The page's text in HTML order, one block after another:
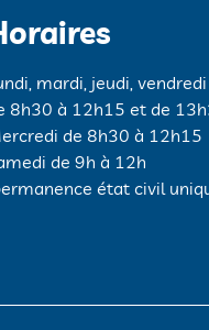
mardi, jeudi, vendredi
8h30 à 12h15 et de
de 8h30 à 12h15
de 9h à 12h
état civil